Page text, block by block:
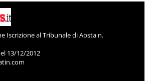
Iscrizione al Tribunale di Aosta n.
13/12/2012